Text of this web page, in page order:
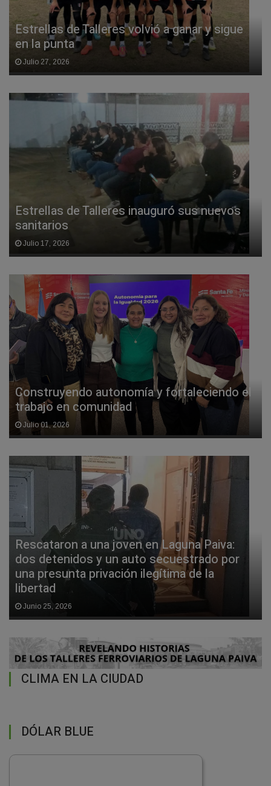
Estrellas de Talleres volvió a ganar y sigue
en la punta
Julio 27, 2026
Estrellas de Talleres inauguró sus nuevos
sanitarios
Julio 17, 2026
Construyendo autonomía y fortaleciendo el
trabajo en comunidad
Julio 01, 2026
Rescataron a una joven en Laguna Paiva:
dos detenidos y un auto secuestrado por
una presunta privación ilegítima de la
libertad
Junio 25, 2026
CLIMA EN LA CIUDAD
DÓLAR BLUE